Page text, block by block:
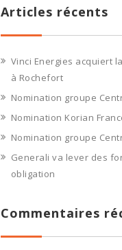
Articles récents
Vinci Energies acquiert
à Rochefort
Nomination groupe
Nomination Korian
Nomination groupe
Generali va lever des
obligation
Commentaires